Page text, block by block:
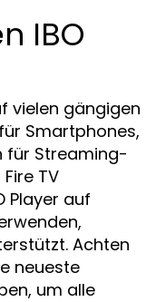
IBO
vielen gängigen
Smartphones,
für Streaming-
TV
Player auf
Achten
neueste
um alle